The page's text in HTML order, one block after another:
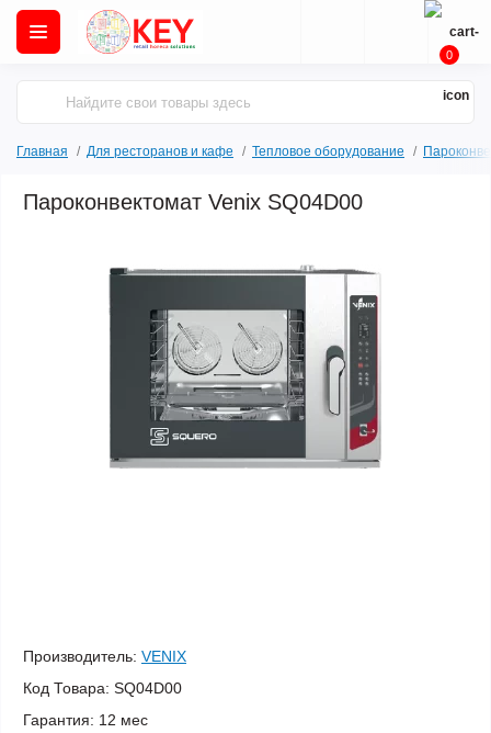
0
Главная Для ресторанов и кафе Тепловое оборудование
Пароконвектомат Venix SQ04D00
Производитель: VENIX
Код Товара: SQ04D00
Гарантия: 12 мес